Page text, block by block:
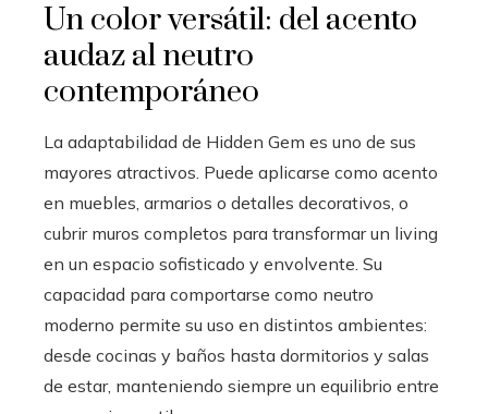
Un color versátil: del acento
audaz al neutro
contemporáneo
La adaptabilidad de Hidden Gem es uno de sus
mayores atractivos. Puede aplicarse como acento
en muebles, armarios o detalles decorativos, o
cubrir muros completos para transformar un living
en un espacio sofisticado y envolvente. Su
capacidad para comportarse como neutro
moderno permite su uso en distintos ambientes:
desde cocinas y baños hasta dormitorios y salas
de estar, manteniendo siempre un equilibrio entre